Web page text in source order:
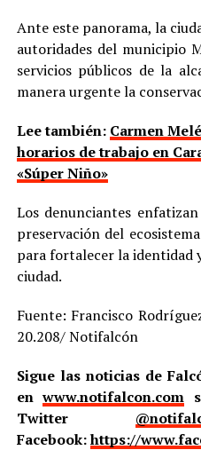
Ante este panorama, la
autoridades del municipio
servicios públicos de la
manera urgente la
Lee también: Carmen
horarios de trabajo en
«Súper Niño»
Los denunciantes
preservación del
para fortalecer la identidad
ciudad.
Fuente: Francisco
20.208/ Notifalcón
Sigue las noticias de
enwww.notifalcon.com
Twitter
Facebook:https://